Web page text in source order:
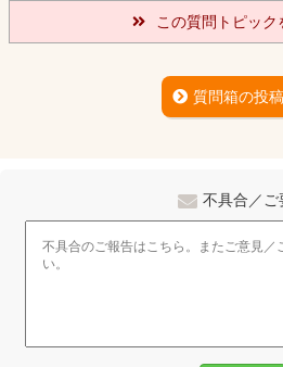
この質問トピック
質問箱の投
不具合／ご